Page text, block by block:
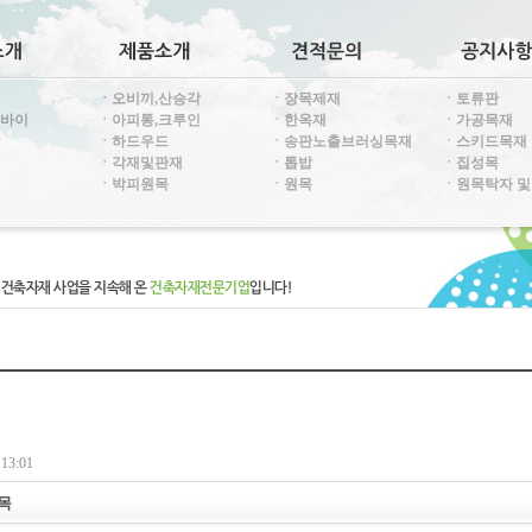
ㆍ오비끼,산승각 ㆍ장목제재
ㆍ토류판
이
ㆍ아피통,크루인 ㆍ한옥재
ㆍ가공목재
ㆍ하드우드
ㆍ송판노출브러싱목재
ㆍ스키드목재
ㆍ각재및판재
ㆍ톱밥
ㆍ집성목
ㆍ박피원목
ㆍ원목 ㆍ원목탁자